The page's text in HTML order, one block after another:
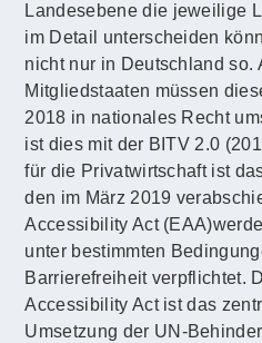
Landesebene die jeweilige
im Detail unterscheiden
nicht nur in Deutschland so.
Mitgliedstaaten müssen
2018 in nationales Recht
ist dies mit der BITV 2.0
für die Privatwirtschaft ist
den im März 2019
Accessibility Act
unter bestimmten
Barrierefreiheit verpflichtet.
Accessibility Act ist das
Umsetzung der UN-